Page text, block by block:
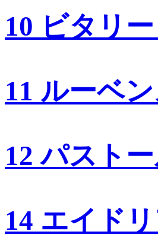
10 ビタリ
11 ルーベ
12 パスト
14 エイド